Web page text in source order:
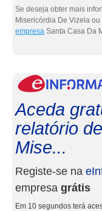
Se deseja obter mais
Misericórdia De Vizela ou
empresa Santa Casa Da
Aceda
relatório
Mise...
Registe-se na
empresa grátis
Em 10 segundos terá